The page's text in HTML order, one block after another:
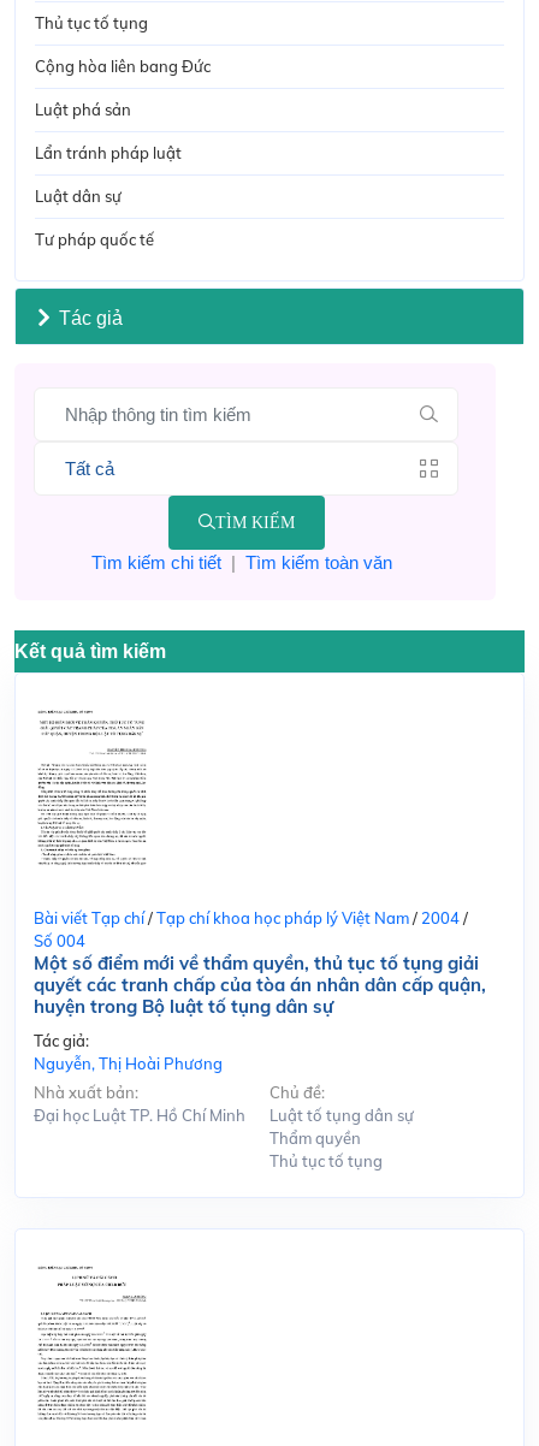
Thủ tục tố tụng
Cộng hòa liên bang Đức
Luật phá sản
Lẩn tránh pháp luật
Luật dân sự
Tư pháp quốc tế
Tác giả
TÌM KIẾM
Tìm kiếm chi tiết| Tìm kiếm toàn văn
Kết quả tìm kiếm
Bài viết Tạp chí/Tạp chí khoa học pháp lý Việt Nam/ 2004/
Số 004
Một số điểm mới về thẩm quyền, thủ tục tố tụng giải
quyết các tranh chấp của tòa án nhân dân cấp quận,
huyện trong Bộ luật tố tụng dân sự
Tác giả:
Nguyễn, Thị Hoài Phương
Nhà xuất bản:
Đại học Luật TP. Hồ Chí Minh
Chủ đề:
Luật tố tụng dân sự
Thẩm quyền
Thủ tục tố tụng